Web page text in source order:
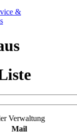
&
Verwaltung
Mail